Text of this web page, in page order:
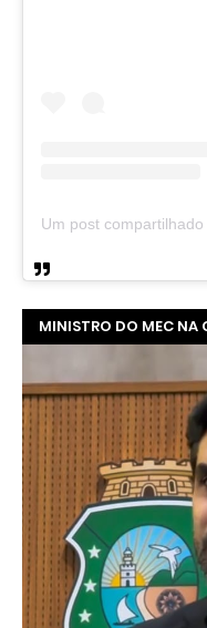
Um post
MINISTRO DO MEC NA